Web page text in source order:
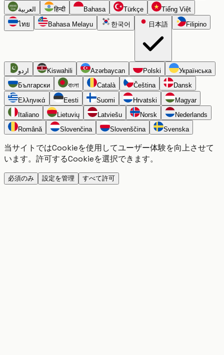
العربية हिन्दी Bahasa Türkçe
Tiếng Việt
ไทย
Bahasa Melayu 한국어 日本語 Filipino
اردو Kiswahili Azərbaycan Polski
Українська
Български
বাংলা Català Čeština
Dansk
Ελληνικά
Eesti Suomi Hrvatski
Magyar
Italiano
Lietuvių Latviešu Norsk
Nederlands
Română
Slovenčina Slovenščina Svenska
当サイトではCookieを使用してユーザー体験を向上させて
います。許可するCookieを選択できます。
必須のみ 設定を管理 すべて許可